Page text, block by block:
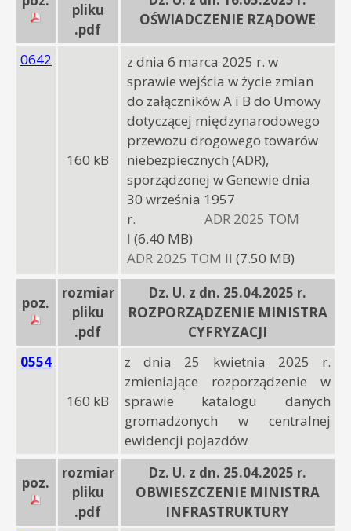
pliku
.pdf
OŚWIADCZENIE RZĄDOWE
0642
160 kB
z dnia 6 marca 2025 r. w
sprawie wejścia w życie zmian
do załączników A i B do Umowy
dotyczącej międzynarodowego
przewozu drogowego towarów
niebezpiecznych (ADR),
sporządzonej w Genewie dnia
30 września 1957
r. ADR 2025 TOM
I (6.40 MB)
ADR 2025 TOM II (7.50 MB)
poz.
rozmiar
pliku
.pdf
Dz. U. z dn. 25.04.2025 r.
ROZPORZĄDZENIE MINISTRA
CYFRYZACJI
0554
160 kB
z dnia 25 kwietnia 2025 r.
zmieniające rozporządzenie w
sprawie katalogu danych
gromadzonych w centralnej
ewidencji pojazdów
poz.
rozmiar
pliku
.pdf
Dz. U. z dn. 25.04.2025 r.
OBWIESZCZENIE MINISTRA
INFRASTRUKTURY